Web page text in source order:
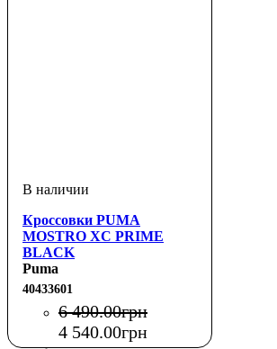
Кроссовки PUMA
MOSTRO XC PRIME
BLACK
Puma
40433601
6 490.00грн
4 540.00грн